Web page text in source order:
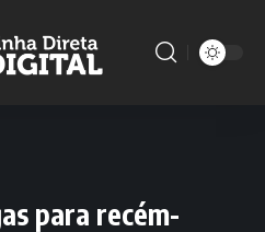
para recém-